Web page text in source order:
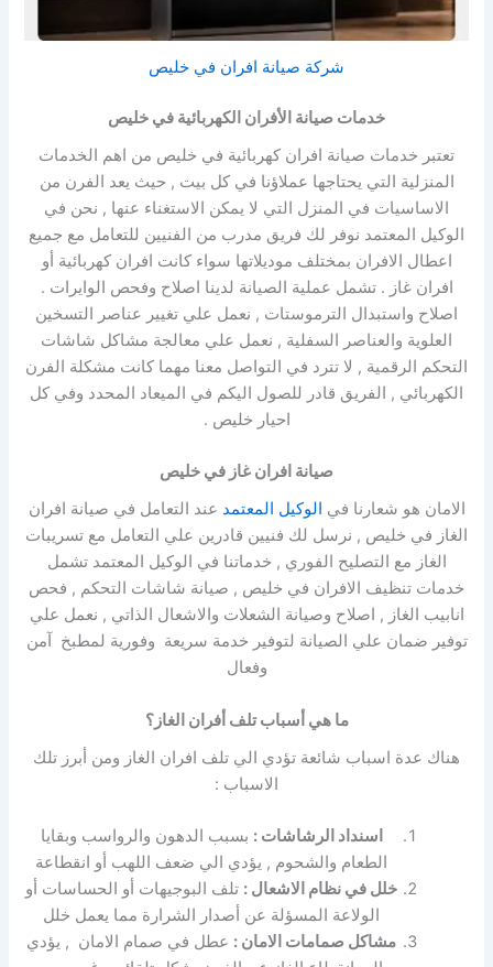
شركة صيانة افران في خليص
خدمات صيانة الأفران الكهربائية في خليص
تعتبر خدمات صيانة افران كهربائية في خليص من اهم الخدمات
المنزلية التي يحتاجها عملاؤنا في كل بيت , حيث يعد الفرن من
الاساسيات في المنزل التي لا يمكن الاستغناء عنها , نحن في
الوكيل المعتمد نوفر لك فريق مدرب من الفنيين للتعامل مع جميع
اعطال الافران بمختلف موديلاتها سواء كانت افران كهربائية أو
افران غاز . تشمل عملية الصيانة لدينا اصلاح وفحص الوايرات .
اصلاح واستبدال الترموستات , نعمل علي تغيير عناصر التسخين
العلوية والعناصر السفلية , نعمل علي معالجة مشاكل شاشات
التحكم الرقمية , لا تترد في التواصل معنا مهما كانت مشكلة الفرن
الكهربائي , الفريق قادر للصول اليكم في الميعاد المحدد وفي كل
احيار خليص .
صيانة افران غاز في خليص
الامان هو شعارنا في الوكيل المعتمد عند التعامل في صيانة افران
الغاز في خليص , نرسل لك فنيين قادرين علي التعامل مع تسريبات
الغاز مع التصليح الفوري , خدماتنا في الوكيل المعتمد تشمل
خدمات تنظيف الافران في خليص , صيانة شاشات التحكم , فحص
انابيب الغاز , اصلاح وصيانة الشعلات والاشعال الذاتي , نعمل علي
توفير ضمان علي الصيانة لتوفير خدمة سريعة وفورية لمطبخ آمن
وفعال
ما هي أسباب تلف أفران الغاز؟
هناك عدة اسباب شائعة تؤدي الي تلف افران الغاز ومن أبرز تلك
الاسباب :
اسنداد الرشاشات : بسبب الدهون والرواسب وبقايا
الطعام والشحوم , يؤدي الي ضعف اللهب أو انقطاعة
خلل في نظام الاشعال : تلف البوجيهات أو الحساسات أو
الولاعة المسؤلة عن أصدار الشرارة مما يعمل خلل
مشاكل صمامات الامان : عطل في صمام الامان , يؤدي